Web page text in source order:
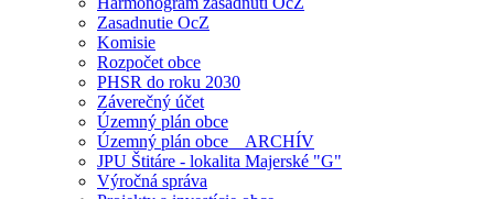
Zasadnutie OcZ
Komisie
Rozpočet obce
PHSR do roku 2030
Záverečný účet
Územný plán obce
Územný plán obce _ ARCHÍV
JPU Štitáre - lokalita Majerské "G"
Výročná správa